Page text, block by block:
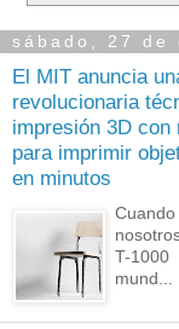
sábado, 27 de
El MIT anuncia
revolucionaria
impresión 3D con
para imprimir
en minutos
T-1000
mund...